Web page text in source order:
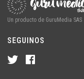
Un producto de GuruMedia SAS
SEGUINOS